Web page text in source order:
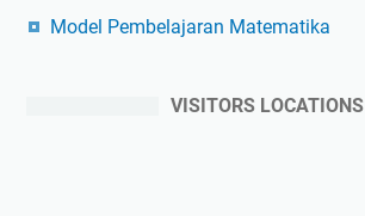
Model Pembelajaran Matematika
VISITORS LOCATIONS